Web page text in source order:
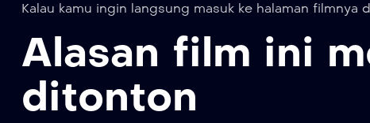
Kalau kamu ingin langsung masuk ke halaman filmnya
Alasan film ini
ditonton